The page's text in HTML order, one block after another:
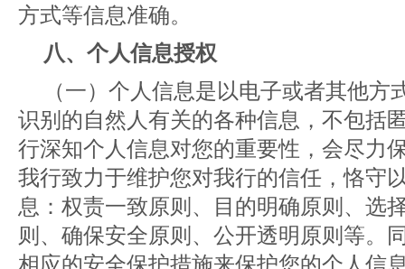
方式等信息准确。
八、个人信息授权
（一）个人信息是以电子或者其他
识别的自然人有关的各种信息，不包括
行深知个人信息对您的重要性，会尽力
我行致力于维护您对我行的信任，恪守
息：权责一致原则、目的明确原则、选
则、确保安全原则、公开透明原则等。
相应的安全保护措施来保护您的个人信